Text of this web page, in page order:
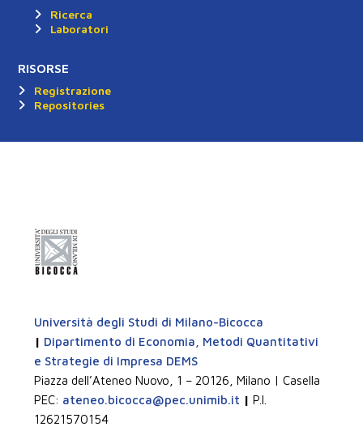
Ricerca
Laboratori
RISORSE
Registrazione
Repositories
Università degli Studi di Milano-Bicocca
| Dipartimento di Economia, Metodi Quantitativi
e Strategie di Impresa DEMS
Piazza dell’Ateneo Nuovo, 1 – 20126, Milano | Casella
PEC: ateneo.bicocca@pec.unimib.it |P.I.
12621570154